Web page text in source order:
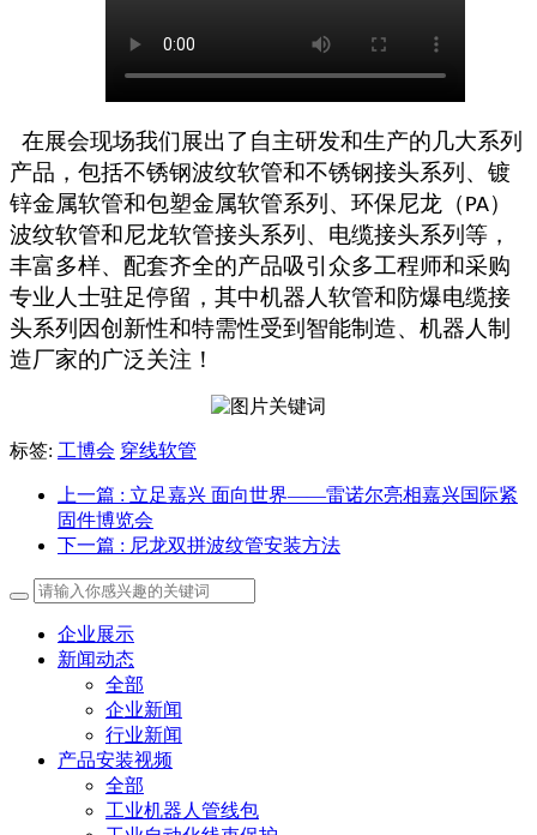
在展会现场我们展出了自主研发和生产的几大系列
产品，包括不锈钢波纹软管和不锈钢接头系列、镀
锌金属软管和包塑金属软管系列、环保尼龙（ PA）
波纹软管和尼龙软管接头系列、电缆接头系列等，
丰富多样、配套齐全的产品吸引众多工程师和采购
专业人士驻足停留，其中机器人软管和防爆电缆接
头系列因创新性和特需性受到智能制造、机器人制
造厂家的广泛关注！
标签: 工博会 穿线软管
上一篇 : 立足嘉兴 面向世界——雷诺尔亮相嘉兴国际紧
固件博览会
下一篇 : 尼龙双拼波纹管安装方法
企业展示
新闻动态
全部
企业新闻
行业新闻
产品安装视频
全部
工业机器人管线包